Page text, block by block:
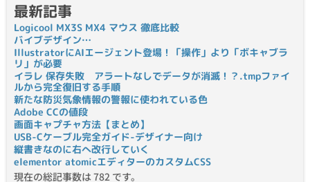
最新記事
Logicool MX3S MX4 マウス 徹底比較
バイブデザイン…
IllustratorにAIエージェント登場！「操作」より「ボキャブラ
リ」が必要
イラレ 保存失敗 アラートなしでデータが消滅！？.tmpファイ
ルから完全復旧する手順
新たな防災気象情報の警報に使われている色
Adobe CCの値段
画面キャプチャ方法【まとめ】
USB-Cケーブル完全ガイド-デザイナー向け
縦書きなのに右へ改行していく
elementor atomicエディターのカスタムCSS
現在の総記事数は 782 です。